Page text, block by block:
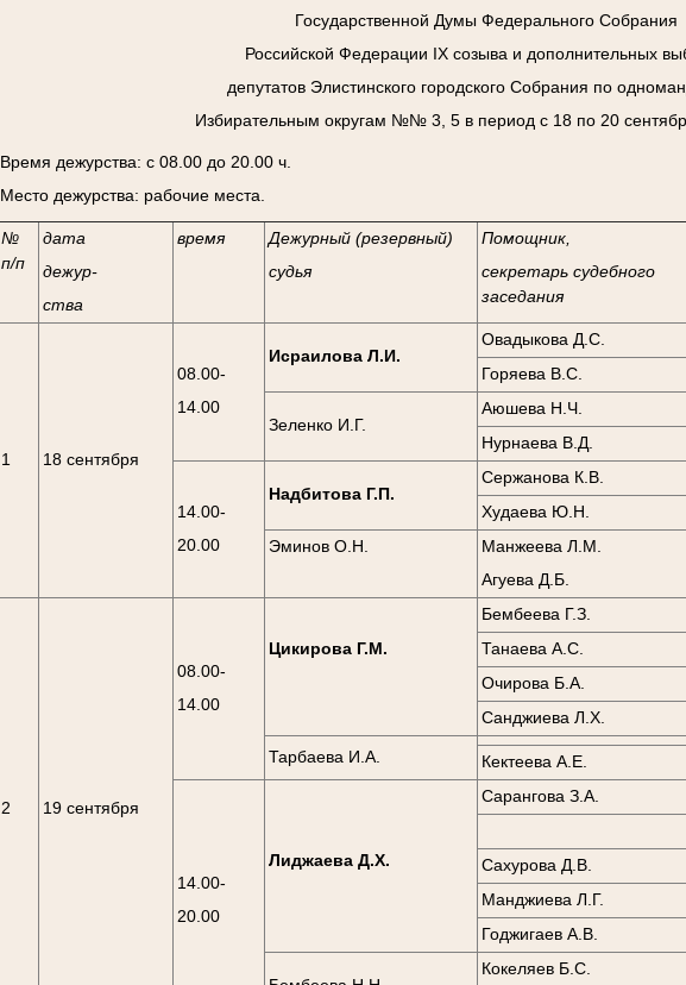
Государственной Думы Федерального Собрания
Российской Федерации IХ созыва и дополнительных
депутатов Элистинского городского Собрания по
Избирательным округам №№ 3, 5 в период с 18 по 20
Время дежурства: с 08.00 до 20.00 ч.
Место дежурства: рабочие места.
№
п/п
дата
дежур-
ства
время
Дежурный (резервный)
судья
Помощник,
секретарь судебного
заседания
1 18 сентября
08.00-
14.00
Исраилова Л.И.
Овадыкова Д.С.
Горяева В.С.
Зеленко И.Г.
Аюшева Н.Ч.
Нурнаева В.Д.
14.00-
20.00
Надбитова Г.П.
Сержанова К.В.
Худаева Ю.Н.
Эминов О.Н.
Манжеева Л.М.
Агуева Д.Б.
2 19 сентября
08.00-
14.00
Цикирова Г.М.
Бембеева Г.З.
Танаева А.С.
Очирова Б.А.
Санджиева Л.Х.
Тарбаева И.А. Кектеева А.Е.
14.00-
20.00
Лиджаева Д.Х.
Сарангова З.А.
Сахурова Д.В.
Манджиева Л.Г.
Годжигаев А.В.
Кокеляев Б.С.